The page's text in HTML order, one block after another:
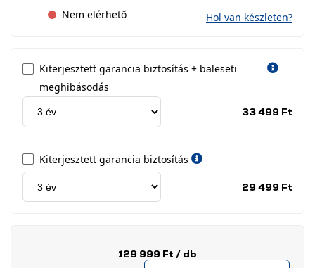
Nem elérhető
Hol van készleten?
Kiterjesztett garancia biztosítás + baleseti
meghibásodás
33 499 Ft
Kiterjesztett garancia biztosítás
29 499 Ft
129 999 Ft / db